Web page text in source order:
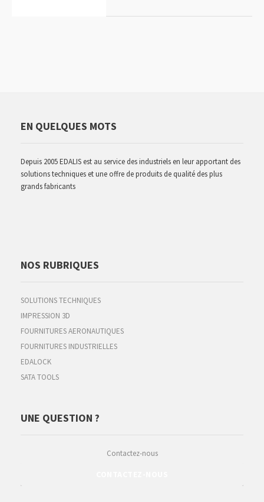
EN QUELQUES MOTS
Depuis 2005 EDALIS est au service des industriels en leur apportant des
solutions techniques et une offre de produits de qualité des plus
grands fabricants
NOS RUBRIQUES
SOLUTIONS TECHNIQUES
IMPRESSION 3D
FOURNITURES AERONAUTIQUES
FOURNITURES INDUSTRIELLES
EDALOCK
SATA TOOLS
UNE QUESTION ?
Contactez-nous